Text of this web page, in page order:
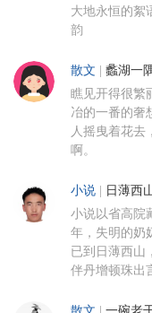
大地永恒的
韵
散文 蠡湖一
瞧见开得很繁
冶的一番的奢
人摇曳着花去
啊。
小说 日薄西
小说以省高院
年，失明的奶
已到日薄西山
伴丹增顿珠出